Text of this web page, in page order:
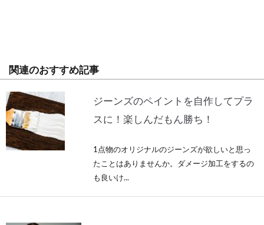
関連のおすすめ記事
ジーンズのペイントを自作してプラ
スに！楽しんだもん勝ち！
1点物のオリジナルのジーンズが欲しいと思っ
たことはありませんか。ダメージ加工をするの
も良いけ...